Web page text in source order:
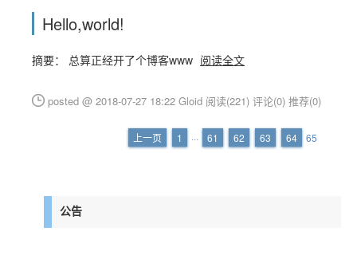
Hello,world!
摘要： 总算正经开了个博客www 阅读全文
posted @ 2018-07-27 18:22 Gloid 阅读(221) 评论(0) 推荐(0)
上一页 1 ··· 61 62 63 64 65
公告